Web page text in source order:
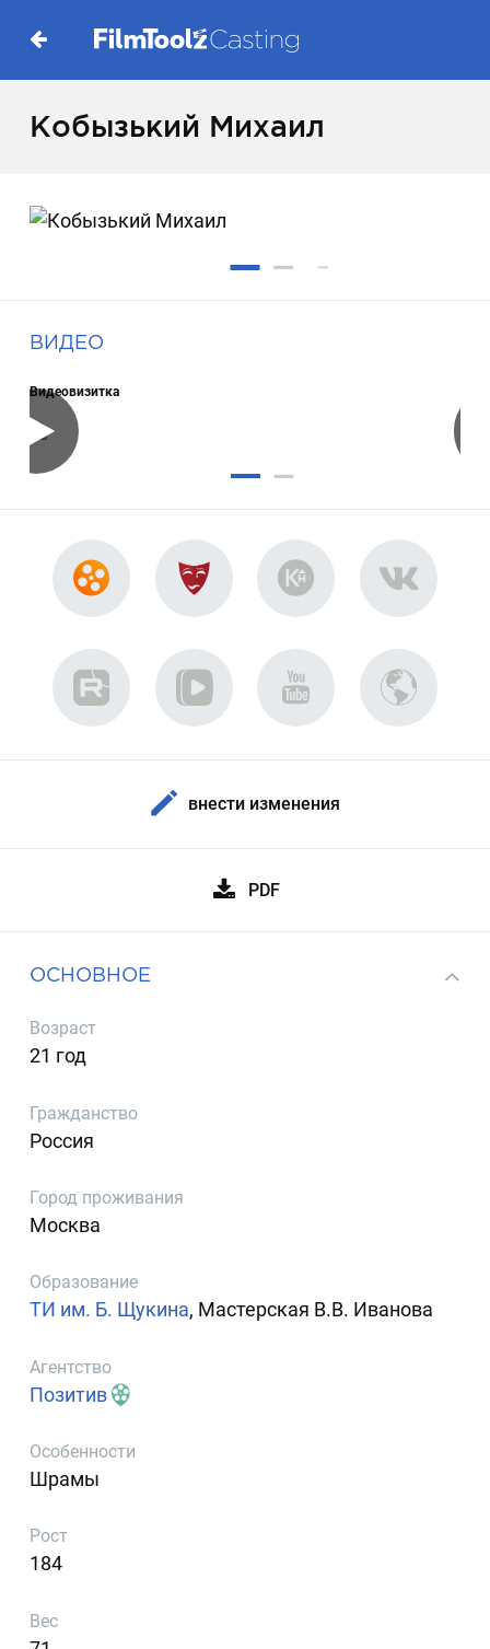
Кобызький Михаил
ВИДЕО
Видеовизитка
внести изменения
PDF
ОСНОВНОЕ
Возраст
21 год
Гражданство
Россия
Город проживания
Москва
Образование
ТИ им. Б. Щукина, Мастерская В.В. Иванова
Агентство
Позитив
Особенности
Шрамы
Рост
184
Вес